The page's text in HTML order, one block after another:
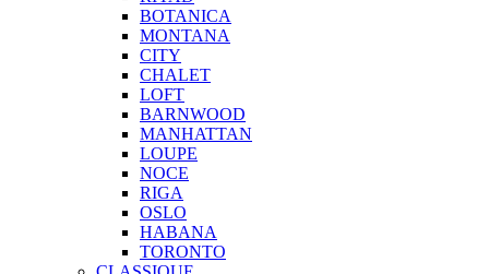
BOTANICA
MONTANA
CITY
CHALET
LOFT
BARNWOOD
MANHATTAN
LOUPE
NOCE
RIGA
OSLO
HABANA
TORONTO